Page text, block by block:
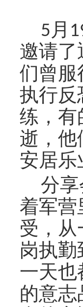
5月
邀请了
们 曾服
执行反
练 ， 有
逝，他
安居乐
分
着军营
受，从
岗执
一天也
的意志